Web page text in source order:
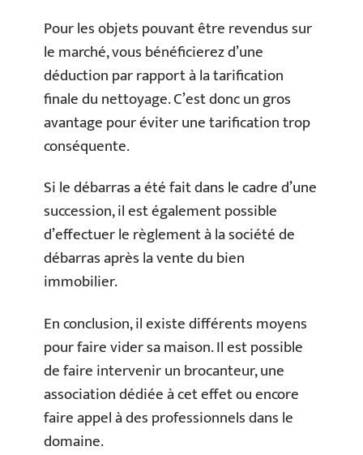
Pour les objets pouvant être revendus sur
le marché, vous bénéficierez d’une
déduction par rapport à la tarification
finale du nettoyage. C’est donc un gros
avantage pour éviter une tarification trop
conséquente.
Si le débarras a été fait dans le cadre d’une
succession, il est également possible
d’effectuer le règlement à la société de
débarras après la vente du bien
immobilier.
En conclusion, il existe différents moyens
pour faire vider sa maison. Il est possible
de faire intervenir un brocanteur, une
association dédiée à cet effet ou encore
faire appel à des professionnels dans le
domaine.